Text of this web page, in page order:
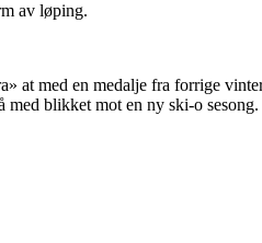
av løping.
at med en medalje fra forrige
med blikket mot en ny ski-o sesong.